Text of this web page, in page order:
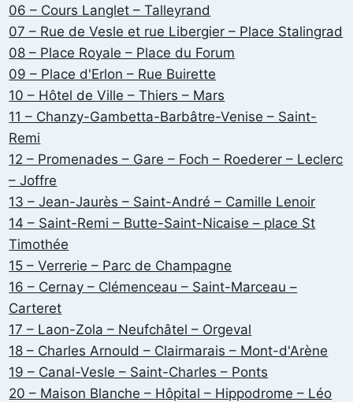
06 – Cours Langlet – Talleyrand
07 – Rue de Vesle et rue Libergier – Place Stalingrad
08 – Place Royale – Place du Forum
09 – Place d'Erlon – Rue Buirette
10 – Hôtel de Ville – Thiers – Mars
11 – Chanzy-Gambetta-Barbâtre-Venise – Saint-
Remi
12 – Promenades – Gare – Foch – Roederer – Leclerc
– Joffre
13 – Jean-Jaurès – Saint-André – Camille Lenoir
14 – Saint-Remi – Butte-Saint-Nicaise – place St
Timothée
15 – Verrerie – Parc de Champagne
16 – Cernay – Clémenceau – Saint-Marceau –
Carteret
17 – Laon-Zola – Neufchâtel – Orgeval
18 – Charles Arnould – Clairmarais – Mont-d'Arène
19 – Canal-Vesle – Saint-Charles – Ponts
20 – Maison Blanche – Hôpital – Hippodrome – Léo